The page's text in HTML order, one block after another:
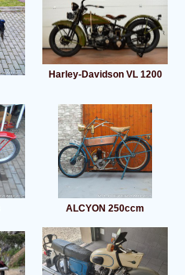
Harley-Davidson VL 1200
ALCYON 250ccm